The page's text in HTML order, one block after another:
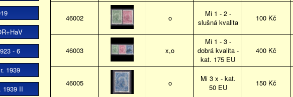
- 6
1939
1939 II
46002 o
Mi 1 - 2 -
slušná kvalita
100 Kč
46003 x,o
Mi 1 - 3 -
dobrá kvalita -
kat. 175 EU
400 Kč
46005 o
Mi 3 x - kat.
50 EU
150 Kč